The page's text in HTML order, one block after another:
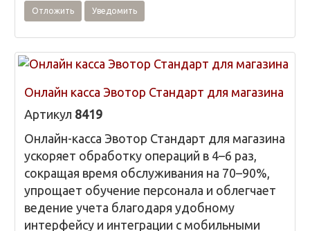
Отложить Уведомить
Онлайн касса Эвотор Стандарт для магазина
Артикул 8419
Онлайн-касса Эвотор Стандарт для магазина
ускоряет обработку операций в 4–6 раз,
сокращая время обслуживания на 70–90%,
упрощает обучение персонала и облегчает
ведение учета благодаря удобному
интерфейсу и интеграции с мобильными